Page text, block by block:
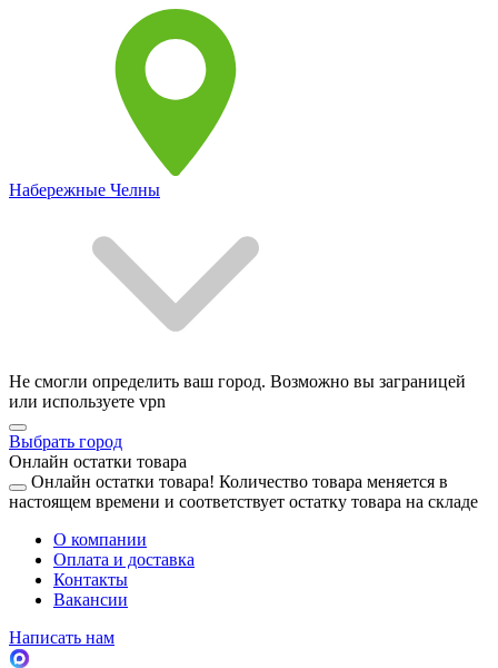
Набережные Челны
Не смогли определить ваш город. Возможно вы заграницей
или используете vpn
Выбрать город
Онлайн остатки товара
Онлайн остатки товара! Количество товара меняется в
настоящем времени и соответствует остатку товара на складе
О компании
Оплата и доставка
Контакты
Вакансии
Написать нам